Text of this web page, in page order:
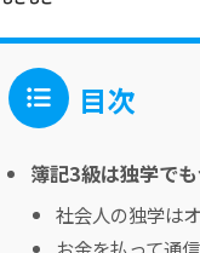
目次
簿記3級は独学で
社会人の独学は